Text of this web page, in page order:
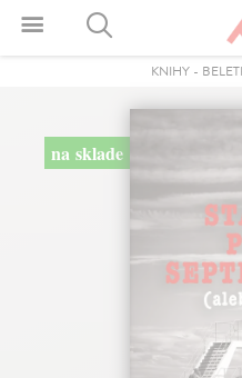
KNIHY-
na sklade